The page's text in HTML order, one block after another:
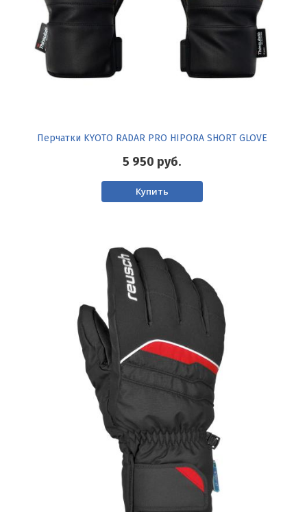
Перчатки KYOTO RADAR PRO HIPORA SHORT GLOVE
5 950 руб.
Купить